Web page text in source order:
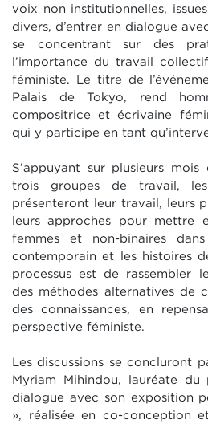
voix non institutionnelles,
divers, d’entrer en dialogue
se concentrant sur des
l’importance du travail
féministe. Le titre de
Palais de Tokyo, rend
compositrice et écrivaine
qui y participe en tant
S’appuyant sur plusieurs mois
trois groupes de travail,
présenteront leur travail, leurs
leurs approches pour mettre
femmes et non-binaires
contemporain et les histoires
processus est de rassembler
des méthodes alternatives de
des connaissances, en
perspective féministe.
Les discussions se concluront
Myriam Mihindou, lauréate
dialogue avec son exposition
», réalisée en co-conception